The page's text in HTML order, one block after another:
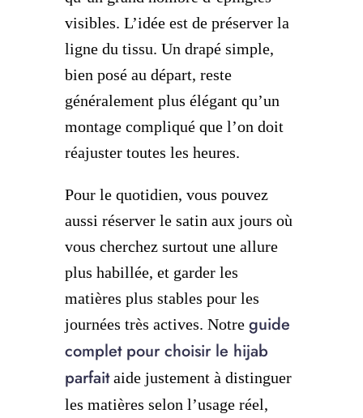
visibles. L’idée est de préserver la
ligne du tissu. Un drapé simple,
bien posé au départ, reste
généralement plus élégant qu’un
montage compliqué que l’on doit
réajuster toutes les heures.
Pour le quotidien, vous pouvez
aussi réserver le satin aux jours où
vous cherchez surtout une allure
plus habillée, et garder les
matières plus stables pour les
journées très actives. Notre guide
complet pour choisir le hijab
parfaitaide justement à distinguer
les matières selon l’usage réel,